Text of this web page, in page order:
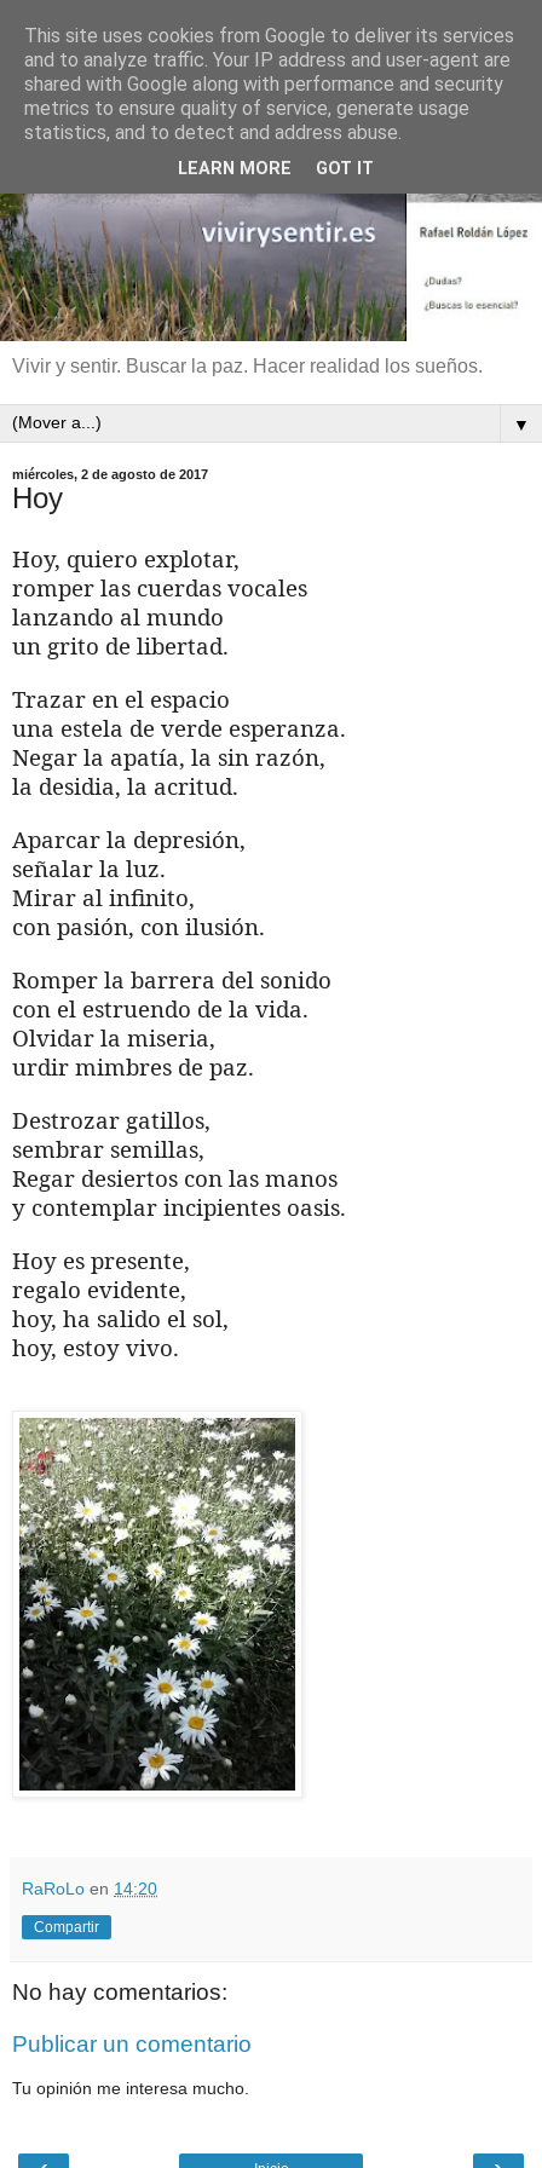
Vivir y sentir. Buscar la paz. Hacer realidad los sueños.
▼
miércoles, 2 de agosto de 2017
Hoy
Hoy, quiero explotar,
romper las cuerdas vocales
lanzando al mundo
un grito de libertad.
Trazar en el espacio
una estela de verde esperanza.
Negar la apatía, la sin razón,
la desidia, la acritud.
Aparcar la depresión,
señalar la luz.
Mirar al infinito,
con pasión, con ilusión.
Romper la barrera del sonido
con el estruendo de la vida.
Olvidar la miseria,
urdir mimbres de paz.
Destrozar gatillos,
sembrar semillas,
Regar desiertos con las manos
y contemplar incipientes oasis.
Hoy es presente,
regalo evidente,
hoy, ha salido el sol,
hoy, estoy vivo.
RaRoLo en 14:20
Compartir
No hay comentarios:
Publicar un comentario
Tu opinión me interesa mucho.
This site uses cookies from Google to deliver its services
and to analyze traffic. Your IP address and user-agent are
shared with Google along with performance and security
metrics to ensure quality of service, generate usage
statistics, and to detect and address abuse.
LEARN MORE GOT IT